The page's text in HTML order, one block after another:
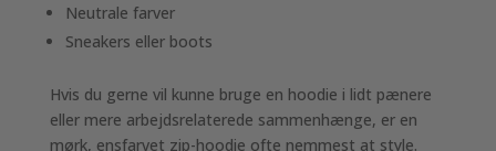
Neutrale farver
Sneakers eller boots
Hvis du gerne vil kunne bruge en hoodie i lidt pænere
eller mere arbejdsrelaterede sammenhænge, er en
mørk, ensfarvet zip-hoodie ofte nemmest at style.